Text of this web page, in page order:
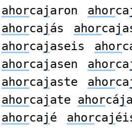
ahorcajaron ahorca
ahorcajás ahorcaj
ahorcajaseis ahor
ahorcajasen ahorca
ahorcajaste ahorca
ahorcajate ahorcáj
ahorcajé ahorcaj